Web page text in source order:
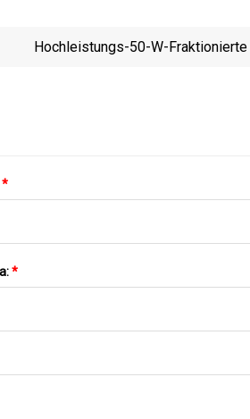
Hochleistungs-50-W-Fraktionierte
*
*